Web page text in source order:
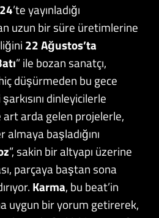
’te yayınladığı
uzun bir süre üretimlerine
22 Ağustos’ta
” ile bozan sanatçı,
düşürmeden bu gece
şarkısını dinleyicilerle
arda gelen projelerle,
başladığını
”, sakin bir altyapı üzerine
parçaya baştan sona
Karma, bu beat’in
uygun bir yorum getirerek,